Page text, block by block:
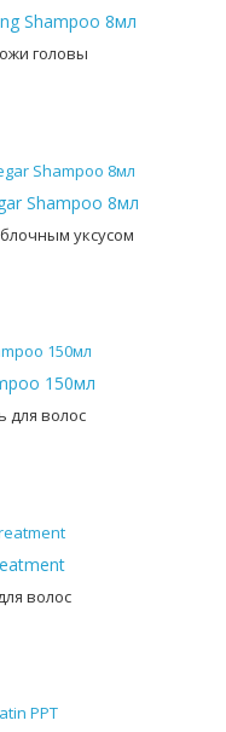
Shampoo 8мл
головы
Shampoo 8мл
уксусом
150мл
волос
волос